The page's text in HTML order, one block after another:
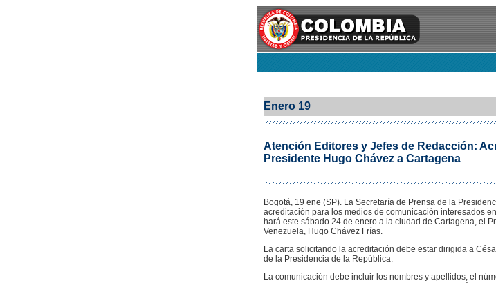
Enero 19
Atención Editores y Jefes de Redacción:
Presidente Hugo Chávez a Cartagena
Bogotá, 19 ene (SP). La Secretaría de Prensa de la
acreditación para los medios de comunicación interesados
hará este sábado 24 de enero a la ciudad de Cartagena, el
Venezuela, Hugo Chávez Frías.
La carta solicitando la acreditación debe estar dirigida a
de la Presidencia de la República.
La comunicación debe incluir los nombres y apellidos, el